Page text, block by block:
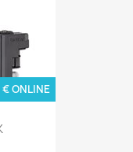
€ ONLINE